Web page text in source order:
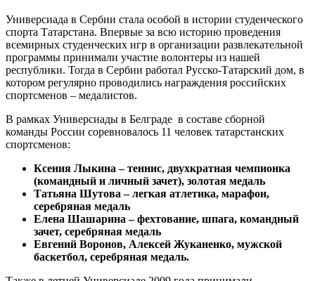
Универсиада в Сербии стала особой в истории студенческого
спорта Татарстана. Впервые за всю историю проведения
всемирных студенческих игр в организации развлекательной
программы принимали участие волонтеры из нашей
республики. Тогда в Сербии работал Русско-Татарский дом, в
котором регулярно проводились награждения российских
спортсменов – медалистов.
В рамках Универсиады в Белграде в составе сборной
команды России соревновалось 11 человек татарстанских
спортсменов:
Ксения Лыкина – теннис, двухкратная чемпионка
(командный и личный зачет), золотая медаль
Татьяна Шутова – легкая атлетика, марафон,
серебряная медаль
Елена Шашарина – фехтование, шпага, командный
зачет, серебряная медаль
Евгений Воронов, Алексей Жуканенко, мужской
баскетбол, серебряная медаль.